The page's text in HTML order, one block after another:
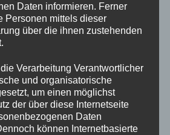
Daten informieren. Ferner
Personen mittels dieser
über die ihnen zustehenden
Verarbeitung Verantwortlicher
und organisatorische
um einen möglichst
der über diese Internetseite
Daten
können Internetbasierte